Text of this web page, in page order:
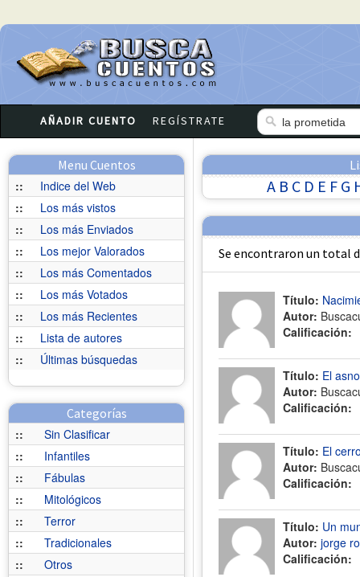
AÑADIR CUENTO REGÍSTRATE
Menu Cuentos
::
Indice del Web
::
Los más vistos
::
Los más Enviados
::
Los mejor Valorados
::
Los más Comentados
::
Los más Votados
::
Los más Recientes
::
Lista de autores
::
Últimas búsquedas
Categorías
::
Sin Clasificar
::
Infantiles
::
Fábulas
::
Mitológicos
::
Terror
::
Tradicionales
::
Otros
A B C D E F G
Se encontraron un total
Título:
Autor:
Calificación:
Título: El
Autor:
Calificación:
Título: El
Autor:
Calificación:
Título: Un
Autor: jorge
Calificación: